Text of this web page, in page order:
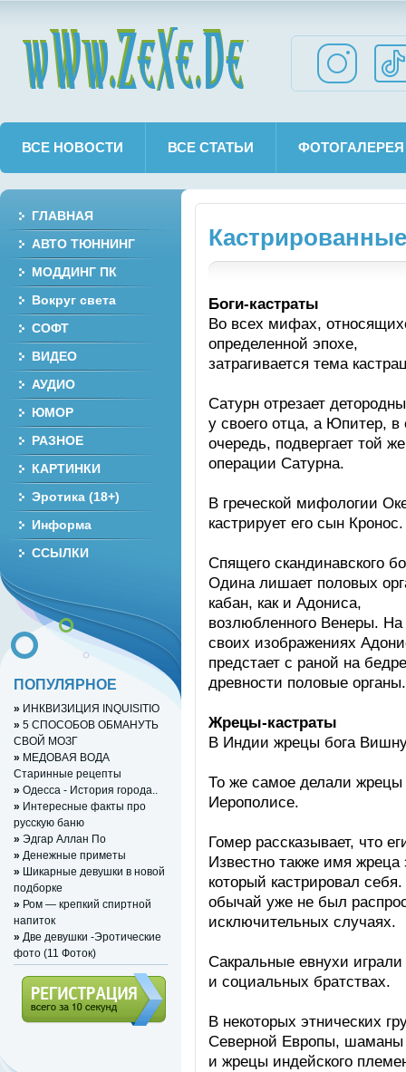
ВСЕ НОВОСТИ ВСЕ СТАТЬИ ФОТОГАЛЕРЕЯ
Боги-кастраты
Во всех мифах,
определенной эпохе,
затрагивается тема
Сатурн отрезает
у своего отца, а Юпитер, в
очередь, подвергает той же
операции Сатурна.
В греческой мифологии
кастрирует его сын Кронос.
Спящего скандинавского
Одина лишает половых
кабан, как и Адониса,
возлюбленного Венеры. На
своих изображениях
предстает с раной на
древности половые органы.
Жрецы-кастраты
В Индии жрецы бога
То же самое делали
Иерополисе.
Гомер рассказывает, что
Известно также имя
который кастрировал
обычай уже не был
исключительных случаях.
Сакральные евнухи
и социальных братствах.
В некоторых этнических
Северной Европы, шаманы
и жрецы индейского
ГЛАВНАЯ
АВТО ТЮННИНГ
МОДДИНГ ПК
Вокруг света
СОФТ
ВИДЕО
АУДИО
ЮМОР
РАЗНОЕ
КАРТИНКИ
Эротика (18+)
Информа
ССЫЛКИ
ПОПУЛЯРНОЕ
» ИНКВИЗИЦИЯ INQUISITIO
» 5 СПОСОБОВ ОБМАНУТЬ
СВОЙ МОЗГ
» МЕДОВАЯ ВОДА
Старинные рецепты
» Одесса - История города..
» Интересные факты про
русскую баню
» Эдгар Аллан По
» Денежные приметы
» Шикарные девушки в новой
подборке
» Ром — крепкий спиртной
напиток
» Две девушки -Эротические
фото (11 Фоток)